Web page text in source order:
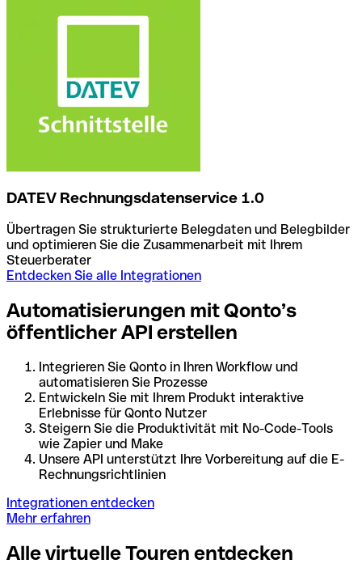
DATEV Rechnungsdatenservice 1.0
Übertragen Sie strukturierte Belegdaten und Belegbilder
und optimieren Sie die Zusammenarbeit mit Ihrem
Steuerberater
Entdecken Sie alle Integrationen
Automatisierungen mit Qonto’s
öffentlicher API erstellen
Integrieren Sie Qonto in Ihren Workflow und
automatisieren Sie Prozesse
Entwickeln Sie mit Ihrem Produkt interaktive
Erlebnisse für Qonto Nutzer
Steigern Sie die Produktivität mit No-Code-Tools
wie Zapier und Make
Unsere API unterstützt Ihre Vorbereitung auf die E-
Rechnungsrichtlinien
Integrationen entdecken
Mehr erfahren
Alle virtuelle Touren entdecken